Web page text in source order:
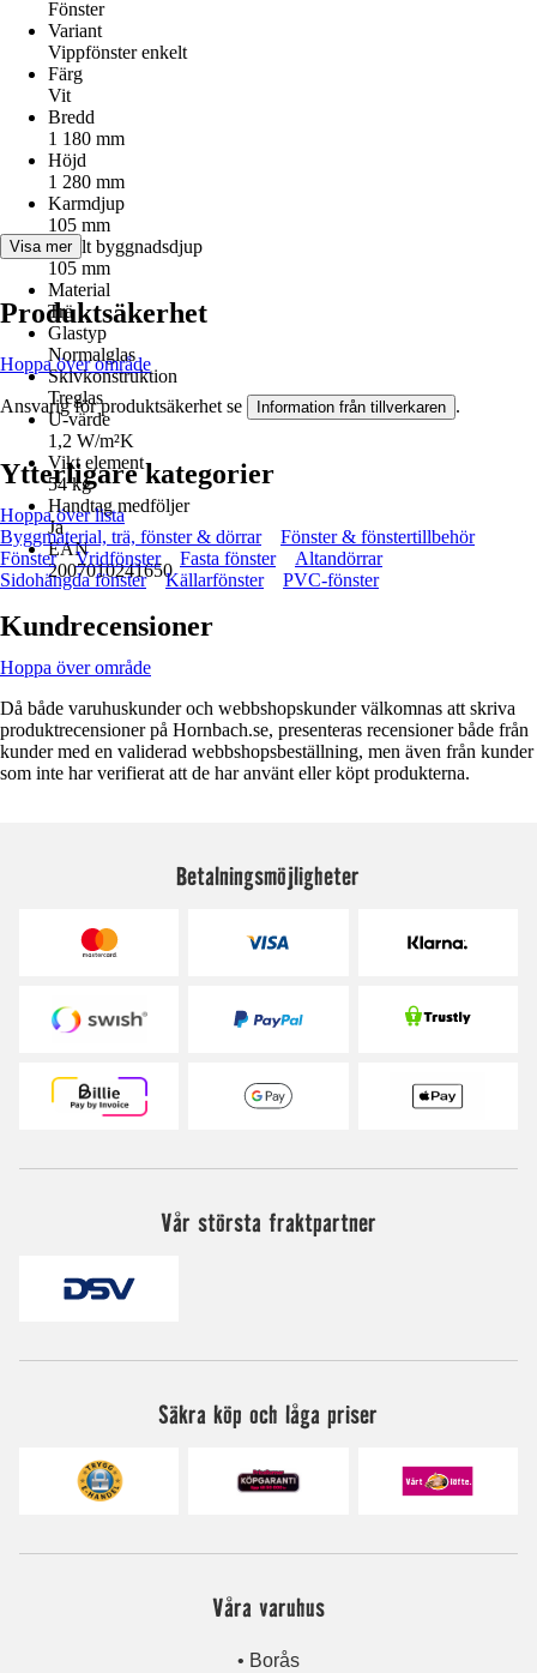
Fönster
Variant
Vippfönster enkelt
Färg
Vit
Bredd
1 180 mm
Höjd
1 280 mm
Karmdjup
105 mm
Totalt byggnadsdjup
105 mm
Material
Trä
Glastyp
Normalglas
Skivkonstruktion
Treglas
U-värde
1,2 W/m²K
Vikt element
54 kg
Handtag medföljer
Ja
EAN
2007010241650
Visa mer
Produktsäkerhet
Hoppa över område
Ansvarig för produktsäkerhet se Information från tillverkaren .
Ytterligare kategorier
Hoppa över lista
Byggmaterial, trä, fönster & dörrar
Fönster & fönstertillbehör
Fönster
Vridfönster Fasta fönster
Altandörrar
Sidohängda fönster
Källarfönster PVC-fönster
Kundrecensioner
Hoppa över område
Då både varuhuskunder och webbshopskunder välkomnas att skriva
produktrecensioner på Hornbach.se, presenteras recensioner både från
kunder med en validerad webbshopsbeställning, men även från kunder
som inte har verifierat att de har använt eller köpt produkterna.
Betalningsmöjligheter
Vår största fraktpartner
Säkra köp och låga priser
Våra varuhus
• Borås